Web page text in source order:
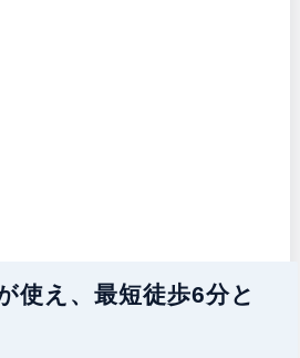
使え、最短徒歩6分と